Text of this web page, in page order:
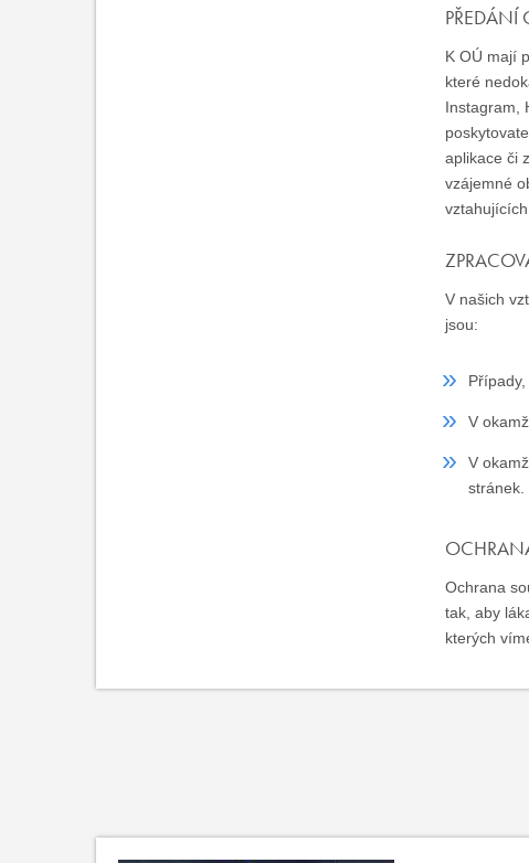
PŘEDÁNÍ
K OÚ mají
které
Instagram,
aplikace či
vzájemné
V našich
jsou:
V
V
stránek.
Ochrana
tak, aby
kterých